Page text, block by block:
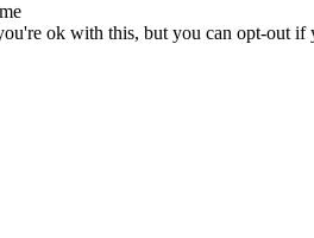
ok with this, but you can opt-out if